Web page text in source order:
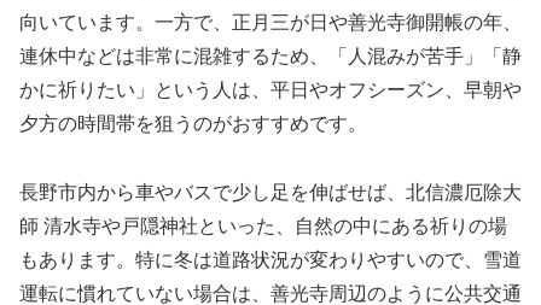
向いています。一方で、正月三が日や善光寺御開帳の年、
連休中などは非常に混雑するため、「人混みが苦手」「静
かに祈りたい」という人は、平日やオフシーズン、早朝や
夕方の時間帯を狙うのがおすすめです。
長野市内から車やバスで少し足を伸ばせば、北信濃厄除大
師 清水寺や戸隠神社といった、自然の中にある祈りの場
もあります。特に冬は道路状況が変わりやすいので、雪道
運転に慣れていない場合は、善光寺周辺のように公共交通